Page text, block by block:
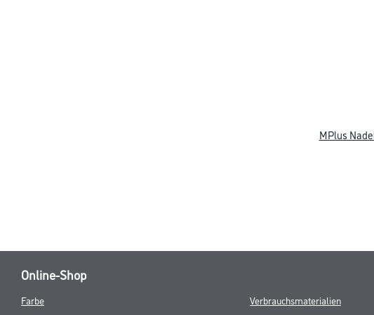
MPlus
Online-Shop
Farbe
Verbrauchsmaterialien